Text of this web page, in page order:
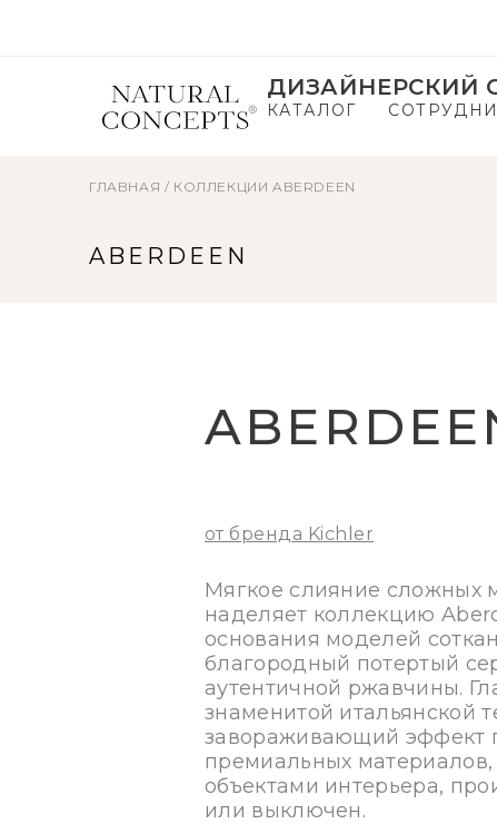
ДИЗАЙНЕРСКИЙ
КАТАЛОГ
ГЛАВНАЯ / КОЛЛЕКЦИИ ABERDEEN
ABERDEEN
от бренда Kichler
Мягкое слияние сложных
наделяет коллекцию
основания моделей
благородный потертый
аутентичной ржавчины.
знаменитой итальянской
завораживающий эффект
премиальных
объектами интерьера,
или выключен.